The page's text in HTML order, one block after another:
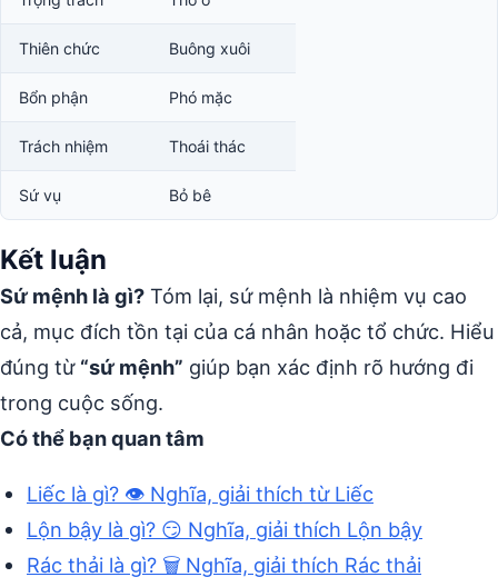
Thiên chức Buông xuôi
Bổn phận Phó mặc
Trách nhiệm Thoái thác
Sứ vụ Bỏ bê
Kết luận
Sứ mệnh là gì? Tóm lại, sứ mệnh là nhiệm vụ cao
cả, mục đích tồn tại của cá nhân hoặc tổ chức. Hiểu
đúng từ “sứ mệnh” giúp bạn xác định rõ hướng đi
trong cuộc sống.
Có thể bạn quan tâm
Liếc là gì? 👁️ Nghĩa, giải thích từ Liếc
Lộn bậy là gì? 😏 Nghĩa, giải thích Lộn bậy
Rác thải là gì? 🗑️ Nghĩa, giải thích Rác thải